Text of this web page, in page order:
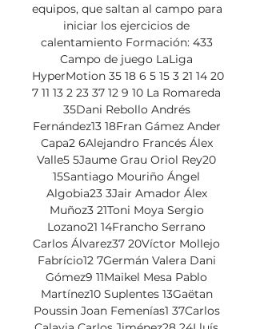
equipos, que saltan al campo para
iniciar los ejercicios de
calentamiento Formación: 433
Campo de juego LaLiga
HyperMotion 35 18 6 5 15 3 21 14 20
7 11 13 2 23 37 12 9 10 La Romareda
35Dani Rebollo Andrés
Fernández13 18Fran Gámez Ander
Capa2 6Alejandro Francés Álex
Valle5 5Jaume Grau Oriol Rey20
15Santiago Mouriño Ángel
Algobia23 3Jair Amador Álex
Muñoz3 21Toni Moya Sergio
Lozano21 14Francho Serrano
Carlos Álvarez37 20Víctor Mollejo
Fabrício12 7Germán Valera Dani
Gómez9 11Maikel Mesa Pablo
Martínez10 Suplentes 13Gaëtan
Poussin Joan Femenías1 37Carlos